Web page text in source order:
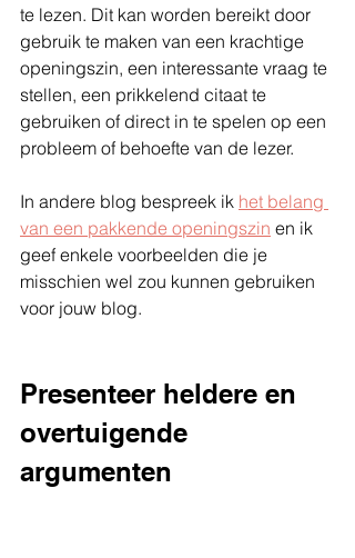
te lezen. Dit kan worden bereikt door
gebruik te maken van een krachtige
openingszin, een interessante vraag te
stellen, een prikkelend citaat te
gebruiken of direct in te spelen op een
probleem of behoefte van de lezer.
In andere blog bespreek ik het belang
van een pakkende openingszin en ik
geef enkele voorbeelden die je
misschien wel zou kunnen gebruiken
voor jouw blog.
Presenteer heldere en
overtuigende
argumenten